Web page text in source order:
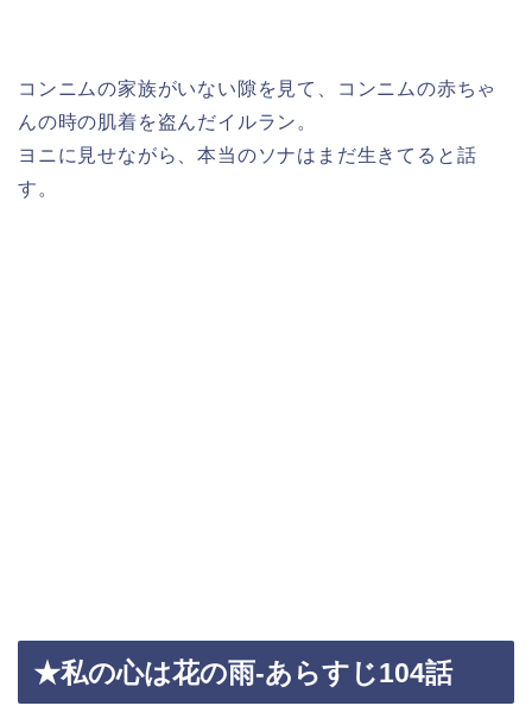
コンニムの家族がいない隙を見て、コンニムの赤ちゃ
んの時の肌着を盗んだイルラン。
ヨニに見せながら、本当のソナはまだ生きてると話
す。
★私の心は花の雨-あらすじ104話